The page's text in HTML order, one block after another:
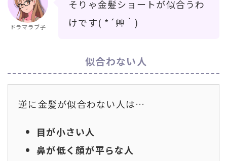
ドラマラブ子
そりゃ金髪ショートが似合うわ
けです( *´艸｀)
似合わない人
逆に金髪が似合わない人は…
目が小さい人
鼻が低く顔が平らな人